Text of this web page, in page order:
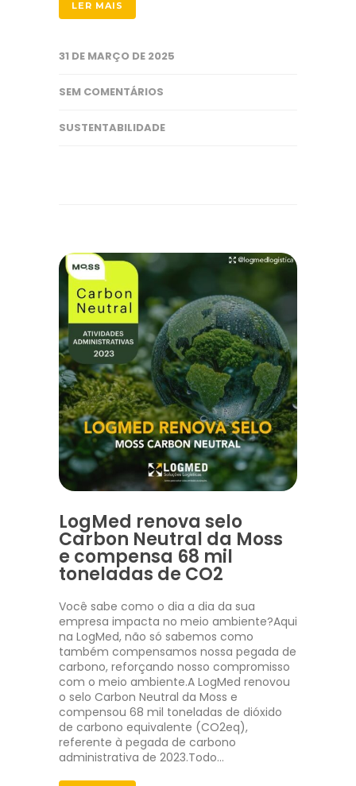
LER MAIS
31 DE MARÇO DE 2025
SEM COMENTÁRIOS
SUSTENTABILIDADE
LogMed renova selo
Carbon Neutral da Moss
e compensa 68 mil
toneladas de CO2
Você sabe como o dia a dia da sua
empresa impacta no meio ambiente?Aqui
na LogMed, não só sabemos como
também compensamos nossa pegada de
carbono, reforçando nosso compromisso
com o meio ambiente.A LogMed renovou
o selo Carbon Neutral da Moss e
compensou 68 mil toneladas de dióxido
de carbono equivalente (CO2eq),
referente à pegada de carbono
administrativa de 2023.Todo…